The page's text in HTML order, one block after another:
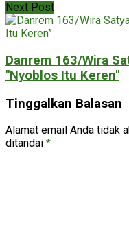
Next Post
Danrem 163/Wira
"Nyoblos Itu Keren"
Tinggalkan Balasan
Alamat email Anda tidak
ditandai *